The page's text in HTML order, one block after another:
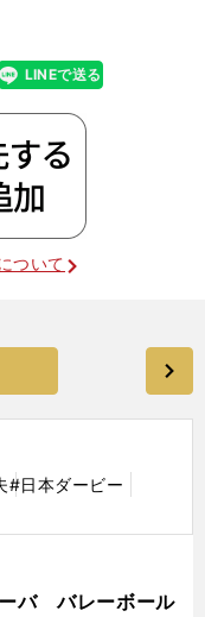
LINEで送る
ついて
#日本ダービー
バ バレーボール